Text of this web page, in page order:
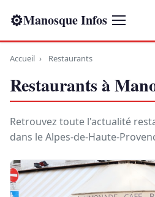
⚙Manosque Infos
Accueil › Restaurants
Restaurants à
Retrouvez toute l'actualité
dans le Alpes-de-Haute-